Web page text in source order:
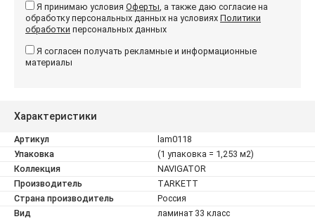
Я принимаю условия Оферты , а также даю согласие на
обработку персональных данных на условиях Политики
обработки персональных данных
Я согласен получать рекламные и информационные
материалы
Характеристики
Артикул
lam0118
Упаковка
(1 упаковка = 1,253 м2)
Коллекция
NAVIGATOR
Производитель
TARKETT
Страна производитель
Россия
Вид
ламинат 33 класс